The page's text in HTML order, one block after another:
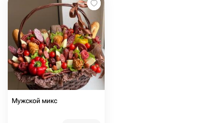
Мужской микс